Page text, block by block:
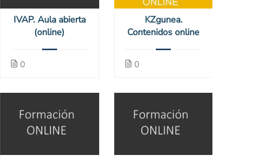
IVAP. Aula abierta
(online)
0
KZgunea.
Contenidos online
0